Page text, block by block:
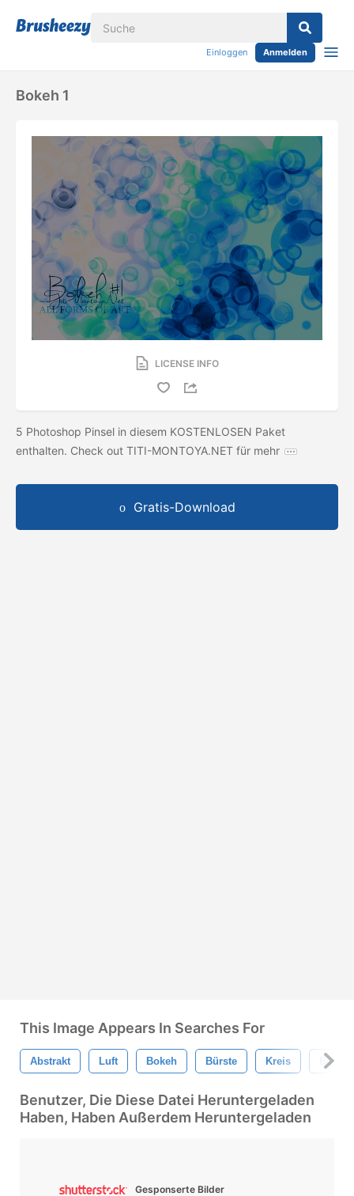
Einloggen Anmelden
Bokeh 1
LICENSE INFO
5 Photoshop Pinsel in diesem KOSTENLOSEN Paket
enthalten. Check out TITI-MONTOYA.NET für mehr
Gratis-Download
This Image Appears In Searches For
Abstrakt Luft Bokeh Bürste Kreis
Benutzer, Die Diese Datei Heruntergeladen
Haben, Haben Außerdem Heruntergeladen
Gesponserte Bilder